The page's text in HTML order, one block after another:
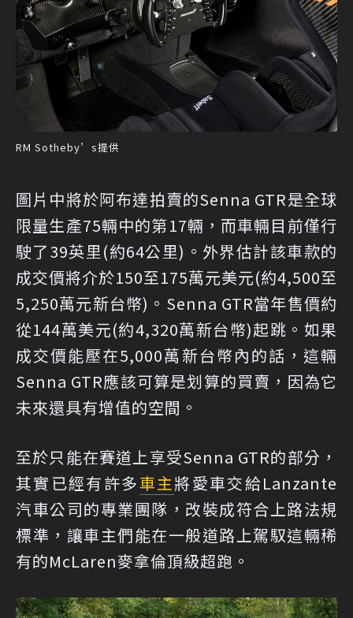
RM Sotheby’s提供
圖片中將於阿布達拍賣的Senna GTR是全球
限量生產75輛中的第17輛，而車輛目前僅行
駛了39英里(約64公里)。外界估計該車款的
成交價將介於150至175萬元美元(約4,500至
5,250萬元新台幣)。Senna GTR當年售價約
從144萬美元(約4,320萬新台幣)起跳。如果
成交價能壓在5,000萬新台幣內的話，這輛
Senna GTR應該可算是划算的買賣，因為它
未來還具有增值的空間。
至於只能在賽道上享受Senna GTR的部分，
其實已經有許多車主將愛車交給Lanzante
汽車公司的專業團隊，改裝成符合上路法規
標準，讓車主們能在一般道路上駕馭這輛稀
有的McLaren麥拿倫頂級超跑。